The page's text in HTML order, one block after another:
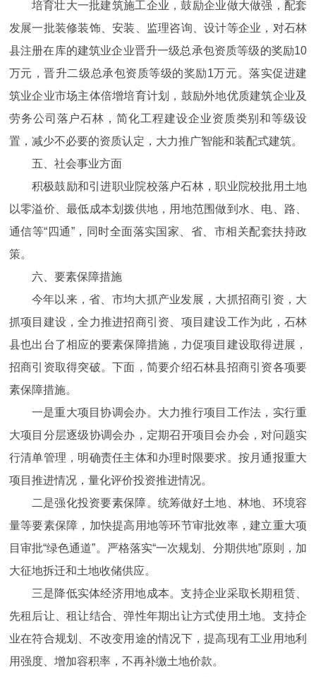
培育壮大一批建筑施工企业，鼓励企业做大做强，配套
发展一批装修装饰、安装、监理咨询、设计等企业，对石林
县注册在库的建筑业企业晋升一级总承包资质等级的奖励10
万元，晋升二级总承包资质等级的奖励1万元。落实促进建
筑业企业市场主体倍增培育计划，鼓励外地优质建筑企业及
劳务公司落户石林，简化工程建设企业资质类别和等级设
置，减少不必要的资质认定，大力推广智能和装配式建筑。
五、社会事业方面
积极鼓励和引进职业院校落户石林，职业院校批用土地
以零溢价、最低成本划拨供地，用地范围做到水、电、路、
通信等“四通”，同时全面落实国家、省、市相关配套扶持政
策。
六、要素保障措施
今年以来，省、市均大抓产业发展，大抓招商引资，大
抓项目建设，全力推进招商引资、项目建设工作为此，石林
县也出台了相应的要素保障措施，力促项目建设取得进展，
招商引资取得突破。下面，简要介绍石林县招商引资各项要
素保障措施。
一是重大项目协调会办。大力推行项目工作法，实行重
大项目分层逐级协调会办，定期召开项目会办会，对问题实
行清单管理，明确责任主体和办理时限要求。按月通报重大
项目推进情况，量化评价投资推进情况。
二是强化投资要素保障。统筹做好土地、林地、环境容
量等要素保障，加快提高用地等环节审批效率，建立重大项
目审批“绿色通道”。严格落实“一次规划、分期供地”原则，加
大征地拆迁和土地收储供应。
三是降低实体经济用地成本。支持企业采取长期租赁、
先租后让、租让结合、弹性年期出让方式使用土地。支持企
业在符合规划、不改变用途的情况下，提高现有工业用地利
用强度、增加容积率，不再补缴土地价款。